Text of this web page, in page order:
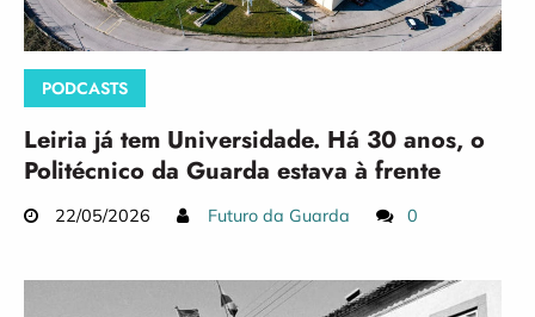
PODCASTS
Leiria já tem Universidade. Há 30 anos, o
Politécnico da Guarda estava à frente
22/05/2026 Futuro da Guarda 0